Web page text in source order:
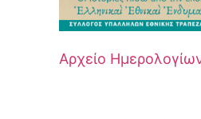
Αρχείο